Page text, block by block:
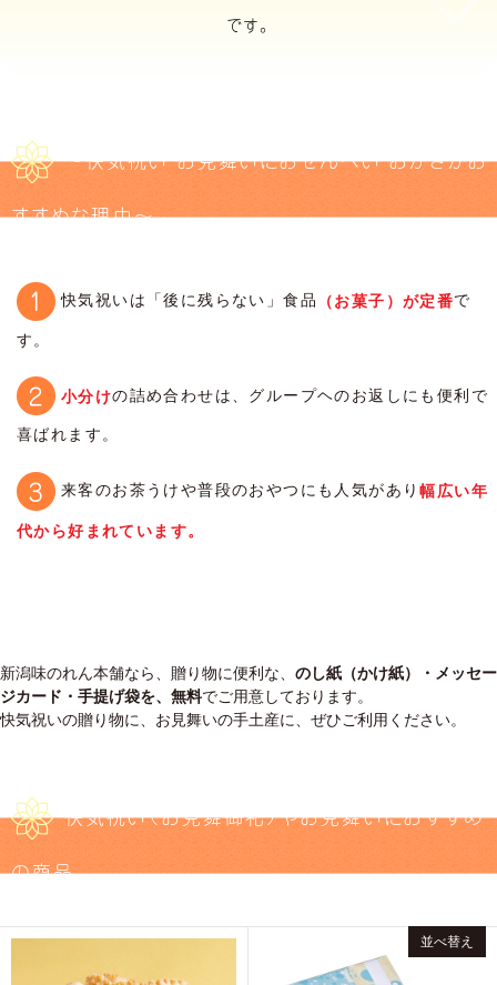
です。
〜快気祝い・お見舞いにおせんべい・おかきがお
すすめな理由〜
快気祝いは「後に残らない」食品 （お菓子）が定番で
す。
小分けの詰め合わせは、グループヘのお返しにも便利で
喜ばれます。
来客のお茶うけや普段のおやつにも人気があり幅広い年
代から好まれています。
新潟味のれん本舗なら、贈り物に便利な、 のし紙（かけ紙）・メッセー
ジカード・手提げ袋を、無料でご用意しております。
快気祝いの贈り物に、お見舞いの手土産に、ぜひご利用ください。
快気祝い（お見舞御礼）やお見舞いにおすすめ
の商品
並べ替え